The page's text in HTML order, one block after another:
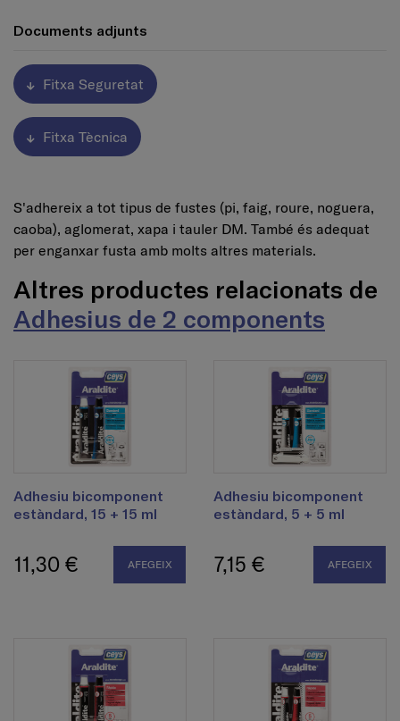
S'adhereix a tot tipus de fustes (pi, faig, roure, noguera,
caoba), aglomerat, xapa i tauler DM. També és adequat
per enganxar fusta amb molts altres materials.
Documents adjunts
Fitxa Seguretat
Fitxa Tècnica
Altres productes relacionats de
Adhesius de 2 components
Adhesiu bicomponent
estàndard, 15 + 15 ml
11,30 € AFEGEIX
Adhesiu bicomponent
estàndard, 5 + 5 ml
7,15 € AFEGEIX